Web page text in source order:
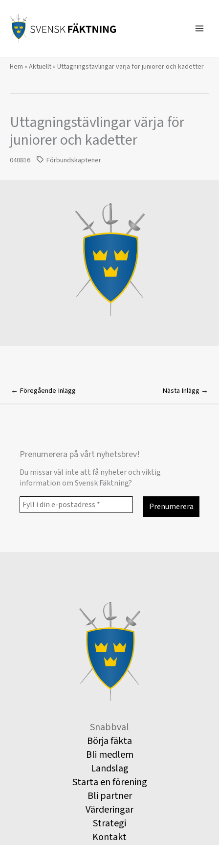
innehåll
Hem » Aktuellt» Uttagningstävlingar värja för juniorer och kadetter
Uttagningstävlingar värja för
juniorer och kadetter
040816 Förbundskaptener
← Föregående Inlägg Nästa Inlägg →
Prenumerera på vårt nyhetsbrev!
Du missar väl inte att få nyheter och viktig
information om Svensk Fäktning?
Snabbval
Börja fäkta
Bli medlem
Landslag
Starta en förening
Bli partner
Värderingar
Strategi
Kontakt